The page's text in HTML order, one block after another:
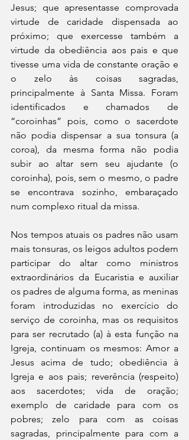
Jesus; que apresentasse comprovada
virtude de caridade dispensada ao
próximo; que exercesse também a
virtude da obediência aos pais e que
tivesse uma vida de constante oração e
o zelo às coisas sagradas,
principalmente à Santa Missa. Foram
identificados e chamados de
“coroinhas” pois, como o sacerdote
não podia dispensar a sua tonsura (a
coroa), da mesma forma não podia
subir ao altar sem seu ajudante (o
coroinha), pois, sem o mesmo, o padre
se encontrava sozinho, embaraçado
num complexo ritual da missa.
Nos tempos atuais os padres não usam
mais tonsuras, os leigos adultos podem
participar do altar como ministros
extraordinários da Eucaristia e auxiliar
os padres de alguma forma, as meninas
foram introduzidas no exercício do
serviço de coroinha, mas os requisitos
para ser recrutado (a) à esta função na
Igreja, continuam os mesmos: Amor a
Jesus acima de tudo; obediência à
Igreja e aos pais; reverência (respeito)
aos sacerdotes; vida de oração;
exemplo de caridade para com os
pobres; zelo para com as coisas
sagradas, principalmente para com a